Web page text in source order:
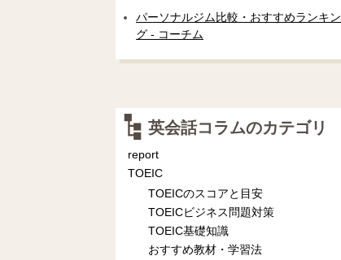
パーソナルジム比較・おすすめランキン
グ - コーチム
英会話コラムのカテゴリ
report
TOEIC
TOEICのスコアと目安
TOEICビジネス問題対策
TOEIC基礎知識
おすすめ教材・学習法